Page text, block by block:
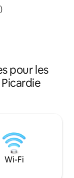
de 4,93 sur 5,
pour les
Wi-Fi